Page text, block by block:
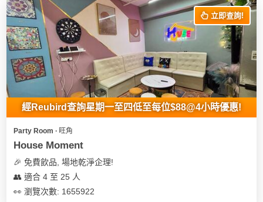
立即查詢!
經Reubird查詢星期一至四低至每位$88@4小時優惠!
Party Room ∙ 旺角
House Moment
🎉 免費飲品, 場地乾淨企理!
👥 適合 4 至 25 人
👀 瀏覽次數: 1655922